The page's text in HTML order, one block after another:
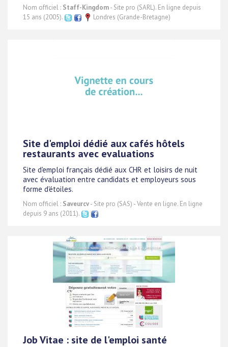
Nom officiel : Staff-Kingdom- Site pro (SARL). En ligne depuis
15 ans (2005).
Londres (Grande-Bretagne)
Site d'emploi dédié aux cafés hôtels
restaurants avec evaluations
Site d'emploi français dédié aux CHR et loisirs de nuit
avec évaluation entre candidats et employeurs sous
forme d'étoiles.
Nom officiel : Saveurcv- Site pro (SAS) - Vente en ligne. En ligne
depuis 9 ans (2011).
Job Vitae : site de l'emploi santé